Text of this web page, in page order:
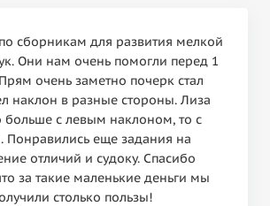
сборникам для развития мелкой
Они нам очень помогли перед 1
очень заметно почерк стал
наклон в разные стороны. Лиза
больше с левым наклоном, то с
Понравились еще задания на
отличий и судоку. Спасибо
за такие маленькие деньги мы
столько пользы!